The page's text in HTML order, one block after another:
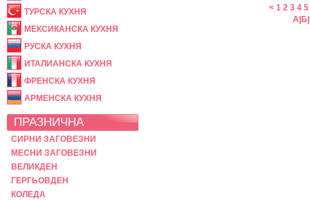
ТУРСКА КУХНЯ
МЕКСИКАНСКА КУХНЯ
РУСКА КУХНЯ
ИТАЛИАНСКА КУХНЯ
ФРЕНСКА КУХНЯ
АРМЕНСКА КУХНЯ
ПРАЗНИЧНА
СИРНИ ЗАГОВЕЗНИ
МЕСНИ ЗАГОВЕЗНИ
ВЕЛИКДЕН
ГЕРГЬОВДЕН
КОЛЕДА
< 1 2 3 4 5
А Б